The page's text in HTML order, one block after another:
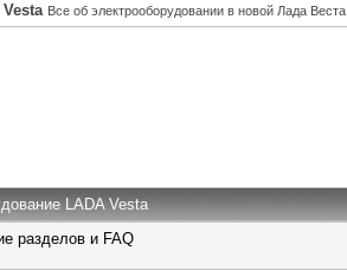
Все об электрооборудовании в новой Лада Веста.
LADA Vesta
разделов и FAQ